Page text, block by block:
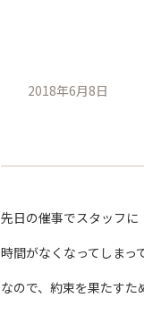
2018年6月8日
先日の催事でスタッフに
時間がなくなってしまっ
なので、約束を果たすた